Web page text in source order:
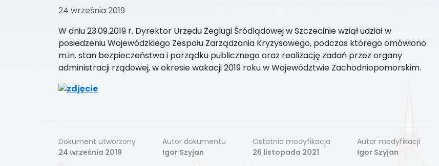
24 września 2019
W dniu 23.09.2019 r. Dyrektor Urzędu Żeglugi Śródlądowej w Szczecinie wziął udział w
posiedzeniu Wojewódzkiego Zespołu Zarządzania Kryzysowego, podczas którego omówiono
m.in. stan bezpieczeństwa i porządku publicznego oraz realizację zadań przez organy
administracji rządowej, w okresie wakacji 2019 roku w Województwie Zachodniopomorskim.
Dokument utworzony
24 września 2019
Autor dokumentu
Igor Szyjan
Ostatnia modyfikacja
26 listopada 2021
Autor modyfikacji
Igor Szyjan